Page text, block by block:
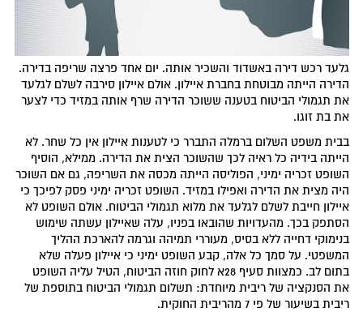
גלעד רכש דירה באשדוד והשכיר אותה. יום אחד פרצה שריפה בדירה.
הדירה הייתה מבוטחת בחברת איילון. אולם איילון סירבה לשלם לגלעד
את תגמולי הביטוח בטענה ששוכר הדירה שרף אותה במזיד כדי לצער
את בת זוגו.
בבית משפט השלום ברמלה התברר כי לטענות איילון אין כל שחר. לא
הייתה בידיה כל ראיה לכך שהשוכר הצית את הדירה. ממילא, הוסיף
השופט זכריה ימיני, הפוליסה הייתה מכסה את השריפה, גם אם השוכר
היה מצית את הדירה ואפילו במזיד. השופט זכריה ימיני פסק לפיכך כי
איילון חייבת לשלם לגלעד את מלוא תגמולי הביטוח. אולם השופט לא
הסתפק בכך. מהעדויות שהובאו בפניו, עלה שאיילון עשתה שימוש
בנימוקי דחייה ללא בסיס, מעוררי תמיהה וגרמה להארכת ההליך
המשפטי. על סמך כל אלה, קבע השופט ימיני כי איילון פעלה שלא
בתום לב. כמצוות סעיף 28א לחוק חוזה הביטוח, הטיל עליה השופט
את הסנקציה של ריבית מיוחדת: תשלום תגמולי הביטוח בתוספת של
ריבית בשיעור של פי 7 מהריבית החוקית.